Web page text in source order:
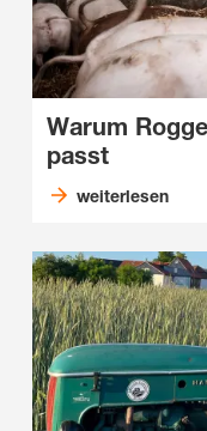
Warum
passt
weiterlesen